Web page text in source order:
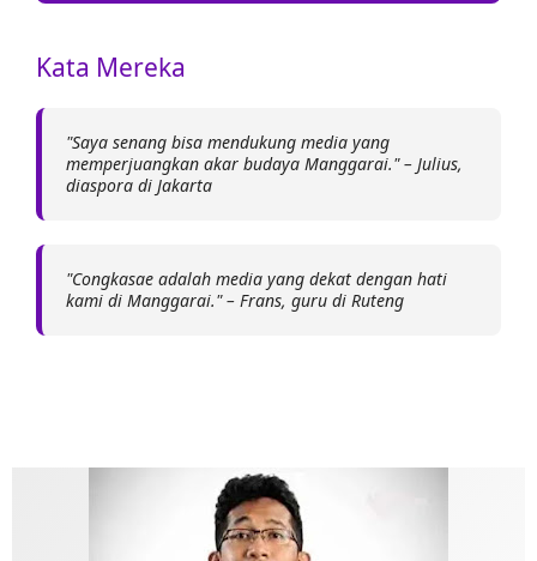
Kata Mereka
"Saya senang bisa mendukung media yang
memperjuangkan akar budaya Manggarai." – Julius,
diaspora di Jakarta
"Congkasae adalah media yang dekat dengan hati
kami di Manggarai." – Frans, guru di Ruteng